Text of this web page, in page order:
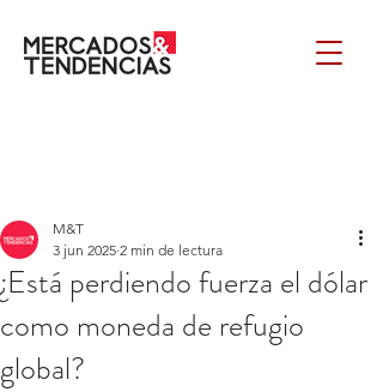
¿Está perdiendo fuerza el dólar
como moneda de refugio
global?
M&T
3 jun 2025 2 min de lectura